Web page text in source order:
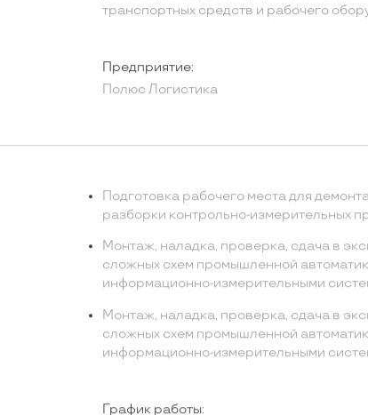
транспортных средств и рабочего
Предприятие:
Полюс Логистика
Подготовка рабочего места для
разборки контрольно-измерительных
Монтаж, наладка, проверка, сдача в
сложных схем промышленной
информационно-измерительными
Монтаж, наладка, проверка, сдача в
сложных схем промышленной
информационно-измерительными
График работы: